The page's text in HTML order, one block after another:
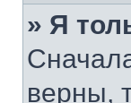
» Я
верны,